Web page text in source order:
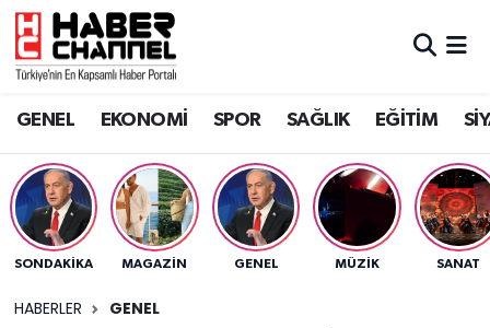
GENEL EKONOMİ SPOR SAĞLIK EĞİTİM
SONDAKIKA MAGAZİN GENEL MÜZİK SANAT
HABERLER GENEL
GENEL
SPOR
SAĞLIK
EĞİTİM
Nöbetçi Eczaneler
Trafik Durumu
Süper Lig Puan Durumu ve Fikstür
Tüm Manşetler